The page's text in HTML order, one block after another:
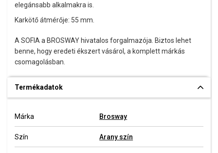
elegánsabb alkalmakra is.
Karkötő átmérője: 55 mm.
A SOFIA a BROSWAY hivatalos forgalmazója. Biztos lehet
benne, hogy eredeti ékszert vásárol, a komplett márkás
csomagolásban.
Termékadatok
Márka Brosway
Szín Arany szín